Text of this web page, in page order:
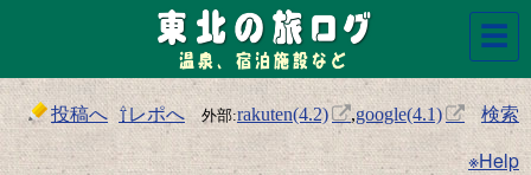
投稿へ ⇧レポへ rakuten(4.2) ,google(4.1)
検索
※Help
☰